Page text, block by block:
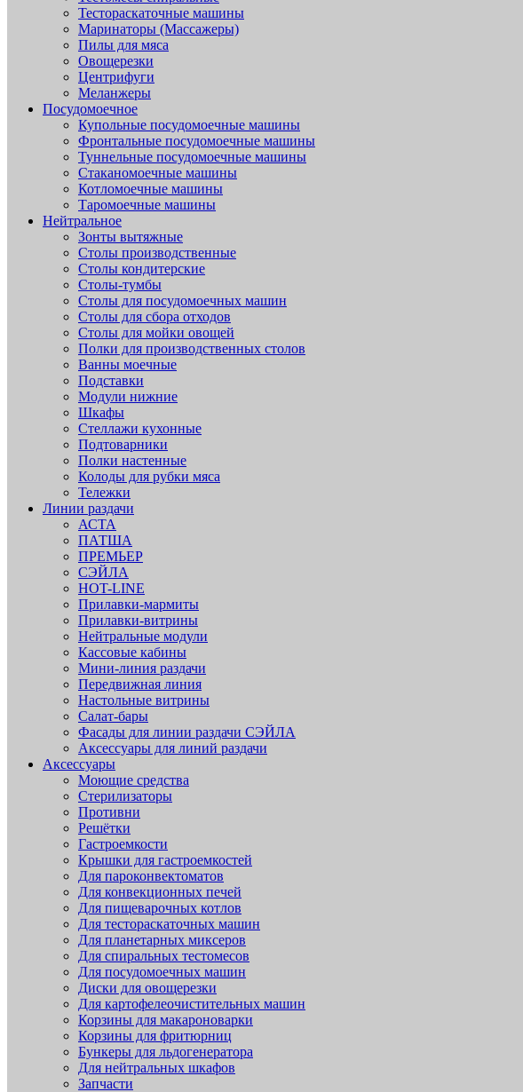
Тестораскаточные машины
Маринаторы (Массажеры)
Пилы для мяса
Овощерезки
Центрифуги
Меланжеры
Посудомоечное
Купольные посудомоечные машины
Фронтальные посудомоечные машины
Туннельные посудомоечные машины
Стаканомоечные машины
Котломоечные машины
Таромоечные машины
Нейтральное
Зонты вытяжные
Столы производственные
Столы кондитерские
Столы-тумбы
Столы для посудомоечных машин
Столы для сбора отходов
Столы для мойки овощей
Полки для производственных столов
Ванны моечные
Подставки
Модули нижние
Шкафы
Стеллажи кухонные
Подтоварники
Полки настенные
Колоды для рубки мяса
Тележки
Линии раздачи
АСТА
ПАТША
ПРЕМЬЕР
СЭЙЛА
HOT-LINE
Прилавки-мармиты
Прилавки-витрины
Нейтральные модули
Кассовые кабины
Мини-линия раздачи
Передвижная линия
Настольные витрины
Салат-бары
Фасады для линии раздачи СЭЙЛА
Аксессуары для линий раздачи
Аксессуары
Моющие средства
Стерилизаторы
Противни
Решётки
Гастроемкости
Крышки для гастроемкостей
Для пароконвектоматов
Для конвекционных печей
Для пищеварочных котлов
Для тестораскаточных машин
Для планетарных миксеров
Для спиральных тестомесов
Для посудомоечных машин
Диски для овощерезки
Для картофелеочистительных машин
Корзины для макароноварки
Корзины для фритюрниц
Бункеры для льдогенератора
Для нейтральных шкафов
Запчасти